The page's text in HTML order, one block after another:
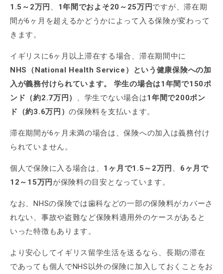
1.5～2万円 、 1年間でおよそ20～25万円ですが、滞在期
間が6ヶ月を超えるかどうかによって入る保険が変わって
きます。
イギリスに6ヶ月以上滞在する場合、滞在期間中に
NHS（National Health Service）という健康保険への加
入が義務付けられています。 学生の場合は1年間で150ポ
ンド（約2.7万円）
、学生でない場合は1年間で200ポン
ド（約3.6万円）の保険料を支払います。
滞在期間が6ヶ月未満の場合は、保険への加入は義務付け
られていません。
個人で保険に入る場合は、 1ヶ月で1.5～2万円 、 6ヶ月で
12～15万円 が保険料の目安となっています。
なお、NHSの保険では歯科などの一部の保険料がカバーさ
れない、事故や盗難など保険料適用外のケースがあると
いった特徴もあります。
より安心してイギリス留学生活を送るなら、長期の滞在
であっても個人でNHS以外の保険に加入しておくことをお